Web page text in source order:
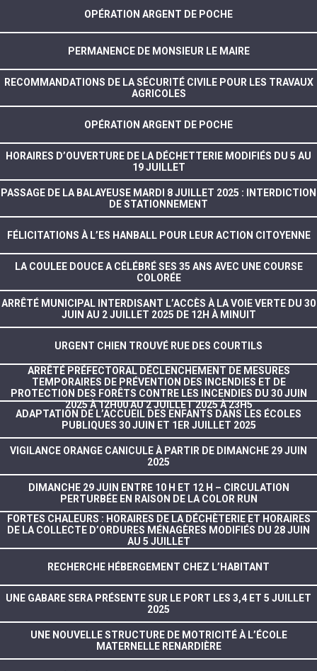
OPÉRATION ARGENT DE POCHE
PERMANENCE DE MONSIEUR LE MAIRE
RECOMMANDATIONS DE LA SÉCURITÉ CIVILE POUR LES TRAVAUX
AGRICOLES
OPÉRATION ARGENT DE POCHE
HORAIRES D’OUVERTURE DE LA DÉCHETTERIE MODIFIÉS DU 5 AU
19 JUILLET
PASSAGE DE LA BALAYEUSE MARDI 8 JUILLET 2025 : INTERDICTION
DE STATIONNEMENT
FÉLICITATIONS À L’ES HANBALL POUR LEUR ACTION CITOYENNE
LA COULEE DOUCE A CÉLÉBRÉ SES 35 ANS AVEC UNE COURSE
COLORÉE
ARRÊTÉ MUNICIPAL INTERDISANT L’ACCÈS À LA VOIE VERTE DU 30
JUIN AU 2 JUILLET 2025 DE 12H À MINUIT
URGENT CHIEN TROUVÉ RUE DES COURTILS
ARRÊTÉ PRÉFECTORAL DÉCLENCHEMENT DE MESURES
TEMPORAIRES DE PRÉVENTION DES INCENDIES ET DE
PROTECTION DES FORÊTS CONTRE LES INCENDIES DU 30 JUIN
2025 À 12H00 AU 2 JUILLET 2025 À 23H5
ADAPTATION DE L’ACCUEIL DES ENFANTS DANS LES ÉCOLES
PUBLIQUES 30 JUIN ET 1ER JUILLET 2025
VIGILANCE ORANGE CANICULE À PARTIR DE DIMANCHE 29 JUIN
2025
DIMANCHE 29 JUIN ENTRE 10 H ET 12 H – CIRCULATION
PERTURBÉE EN RAISON DE LA COLOR RUN
FORTES CHALEURS : HORAIRES DE LA DÉCHÈTERIE ET HORAIRES
DE LA COLLECTE D’ORDURES MÉNAGÈRES MODIFIÉS DU 28 JUIN
AU 5 JUILLET
RECHERCHE HÉBERGEMENT CHEZ L’HABITANT
UNE GABARE SERA PRÉSENTE SUR LE PORT LES 3,4 ET 5 JUILLET
2025
UNE NOUVELLE STRUCTURE DE MOTRICITÉ À L’ÉCOLE
MATERNELLE RENARDIÈRE